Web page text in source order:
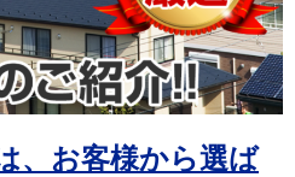
、お客様から選ば